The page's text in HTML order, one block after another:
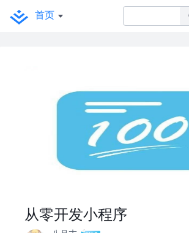
首页
从零开发小程序